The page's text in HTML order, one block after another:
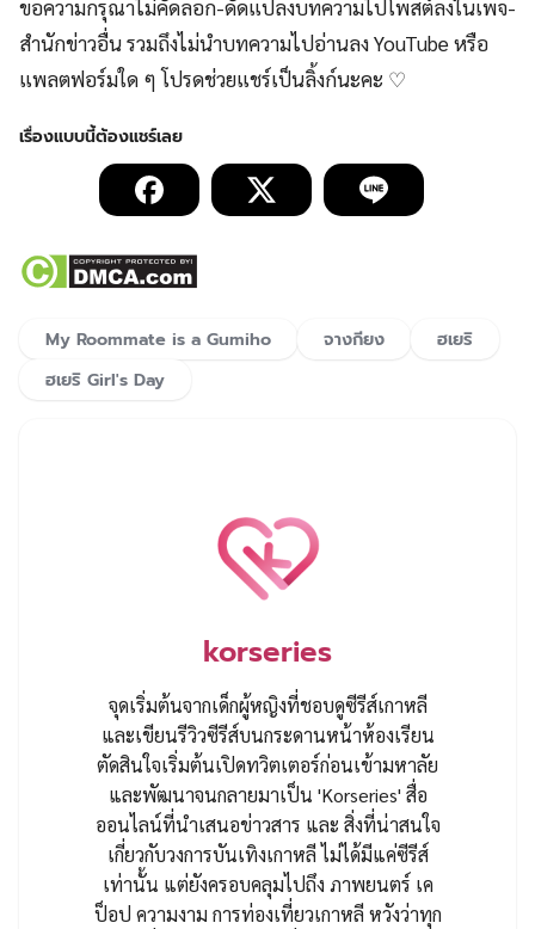
ขอความกรุณาไม่คัดลอก-ดัดแปลงบทความไปโพสต์ลงในเพจ-
สำนักข่าวอื่น รวมถึงไม่นำบทความไปอ่านลง YouTube หรือ
แพลตฟอร์มใด ๆ โปรดช่วยแชร์เป็นลิ้งก์นะคะ ♡
My Roommate is a Gumiho จางกียง
ฮเยริ
ฮเยริ Girl's Day
korseries
จุดเริ่มต้นจากเด็กผู้หญิงที่ชอบดูซีรีส์เกาหลี
และเขียนรีวิวซีรีส์บนกระดานหน้าห้องเรียน
ตัดสินใจเริ่มต้นเปิดทวิตเตอร์ก่อนเข้ามหาลัย
และพัฒนาจนกลายมาเป็น 'Korseries' สื่อ
ออนไลน์ที่นำเสนอข่าวสาร และ สิ่งที่น่าสนใจ
เกี่ยวกับวงการบันเทิงเกาหลี ไม่ได้มีแค่ซีรีส์
เท่านั้น แต่ยังครอบคลุมไปถึง ภาพยนตร์ เค
ป็อป ความงาม การท่องเที่ยวเกาหลี หวังว่าทุก